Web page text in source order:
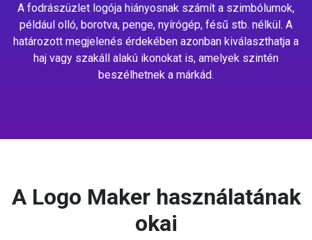
A fodrászüzlet logója hiányosnak számít a szimbólumok,
például olló, borotva, penge, nyírógép, fésű stb. nélkül. A
határozott megjelenés érdekében azonban kiválaszthatja a
haj vagy szakáll alakú ikonokat is, amelyek szintén
beszélhetnek a márkád.
A Logo Maker használatának
okai